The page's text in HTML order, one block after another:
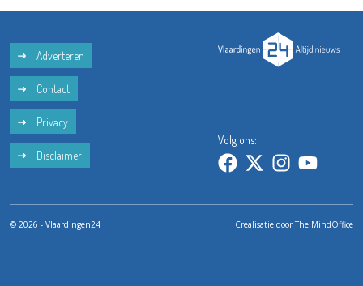
Adverteren
Contact
Privacy
Disclaimer
Volg ons:
© 2026 - Vlaardingen24 Crealisatie doorThe MindOffice